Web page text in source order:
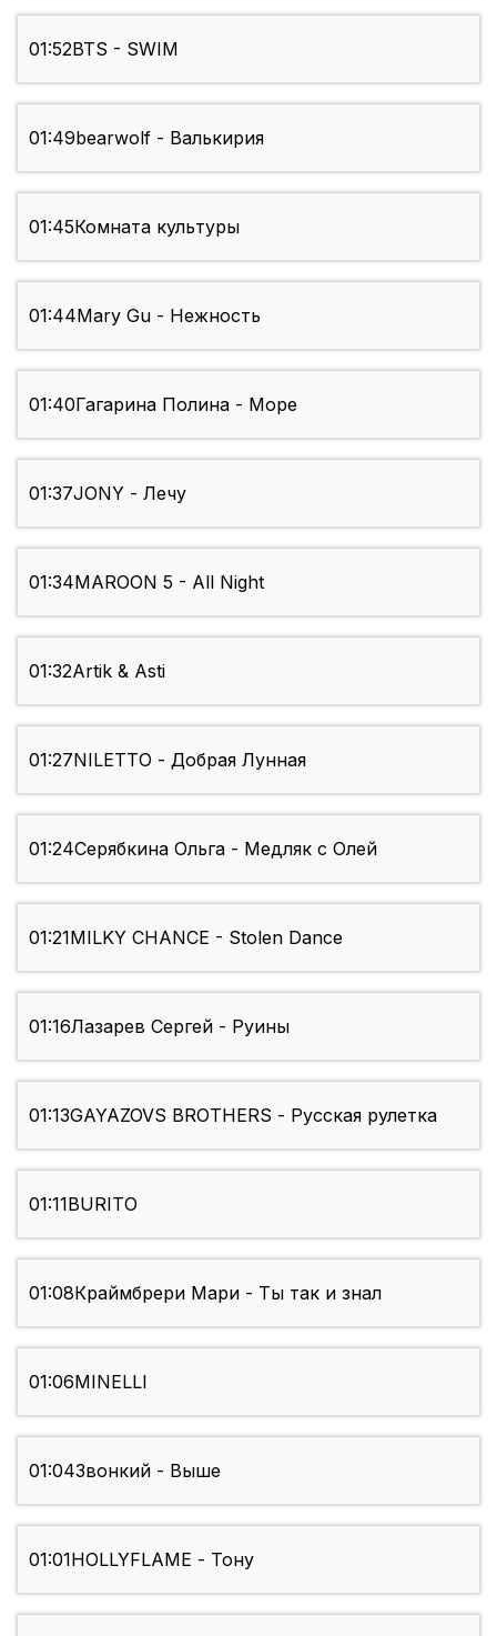
01:52BTS - SWIM
01:49bearwolf - Валькирия
01:45Комната культуры
01:44Mary Gu - Нежность
01:40Гагарина Полина - Море
01:37JONY - Лечу
01:34MAROON 5 - All Night
01:32Artik & Asti
01:27NILETTO - Добрая Лунная
01:24Серябкина Ольга - Медляк с Олей
01:21MILKY CHANCE - Stolen Dance
01:16Лазарев Сергей - Руины
01:13GAYAZOVS BROTHERS - Русская рулетка
01:11BURITO
01:08Краймбрери Мари - Ты так и знал
01:06MINELLI
01:04Звонкий - Выше
01:01HOLLYFLAME - Тону